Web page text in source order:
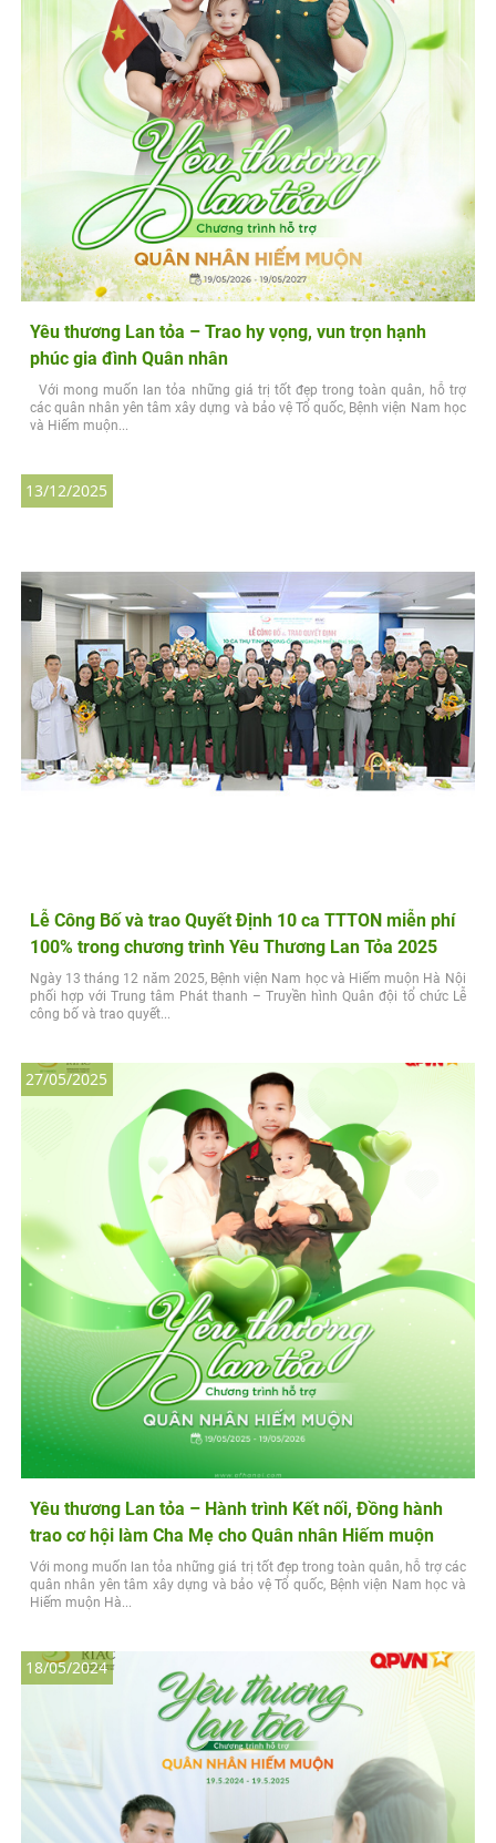
Yêu thương Lan tỏa – Trao hy vọng, vun trọn hạnh
phúc gia đình Quân nhân
Với mong muốn lan tỏa những giá trị tốt đẹp trong toàn quân, hỗ trợ
các quân nhân yên tâm xây dựng và bảo vệ Tổ quốc, Bệnh viện Nam học
và Hiếm muộn...
Lễ Công Bố và trao Quyết Định 10 ca TTTON miễn phí
100% trong chương trình Yêu Thương Lan Tỏa 2025
Ngày 13 tháng 12 năm 2025, Bệnh viện Nam học và Hiếm muộn Hà Nội
phối hợp với Trung tâm Phát thanh – Truyền hình Quân đội tổ chức Lễ
công bố và trao quyết...
13/12/2025
Yêu thương Lan tỏa – Hành trình Kết nối, Đồng hành
trao cơ hội làm Cha Mẹ cho Quân nhân Hiếm muộn
Với mong muốn lan tỏa những giá trị tốt đẹp trong toàn quân, hỗ trợ các
quân nhân yên tâm xây dựng và bảo vệ Tổ quốc, Bệnh viện Nam học và
Hiếm muộn Hà...
27/05/2025
18/05/2024